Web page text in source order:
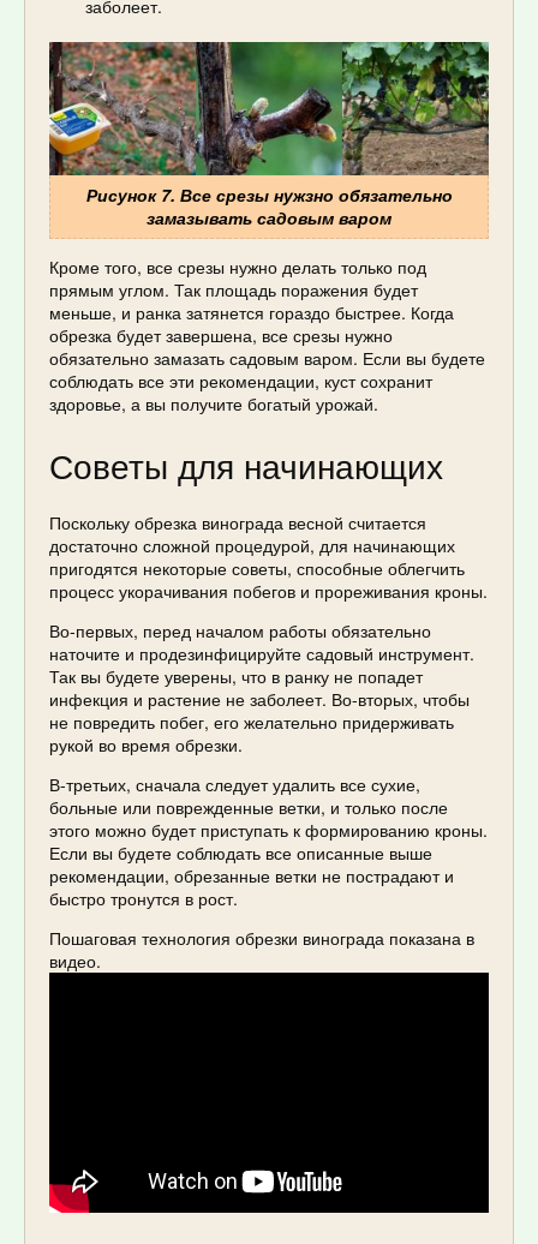
заболеет.
Рисунок 7. Все срезы нужзно обязательно
замазывать садовым варом
Кроме того, все срезы нужно делать только под
прямым углом. Так площадь поражения будет
меньше, и ранка затянется гораздо быстрее. Когда
обрезка будет завершена, все срезы нужно
обязательно замазать садовым варом. Если вы будете
соблюдать все эти рекомендации, куст сохранит
здоровье, а вы получите богатый урожай.
Советы для начинающих
Поскольку обрезка винограда весной считается
достаточно сложной процедурой, для начинающих
пригодятся некоторые советы, способные облегчить
процесс укорачивания побегов и прореживания кроны.
Во-первых, перед началом работы обязательно
наточите и продезинфицируйте садовый инструмент.
Так вы будете уверены, что в ранку не попадет
инфекция и растение не заболеет. Во-вторых, чтобы
не повредить побег, его желательно придерживать
рукой во время обрезки.
В-третьих, сначала следует удалить все сухие,
больные или поврежденные ветки, и только после
этого можно будет приступать к формированию кроны.
Если вы будете соблюдать все описанные выше
рекомендации, обрезанные ветки не пострадают и
быстро тронутся в рост.
Пошаговая технология обрезки винограда показана в
видео.